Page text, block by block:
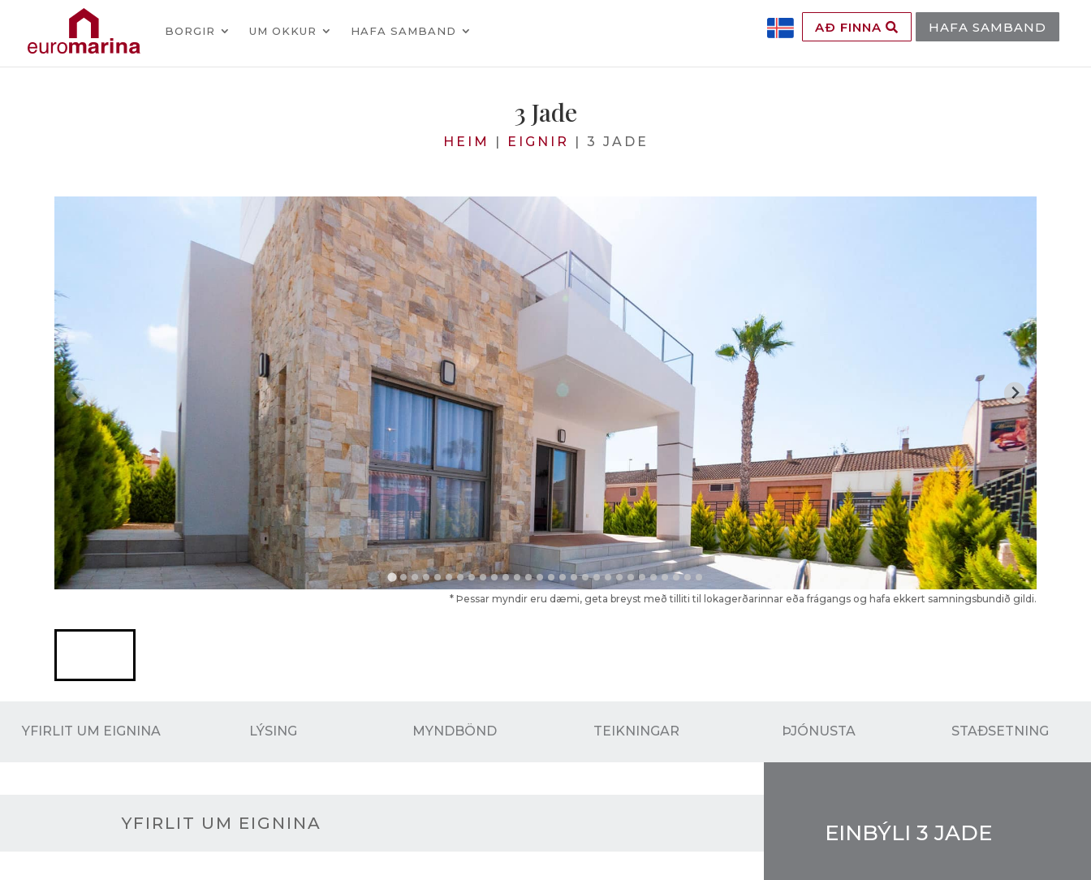
BORGIR UM OKKUR HAFA SAMBAND AÐ FINNA HAFA SAMBAND
3 Jade
HEIM | EIGNIR | 3 JADE
* Þessar myndir eru dæmi, geta breyst með tilliti til lokagerðarinnar eða frágangs og hafa ekkert samningsbundið gildi.
YFIRLIT UM EIGNINA LÝSING MYNDBÖND TEIKNINGAR ÞJÓNUSTA STAÐSETNING
YFIRLIT UM EIGNINA EINBÝLI 3 JADE